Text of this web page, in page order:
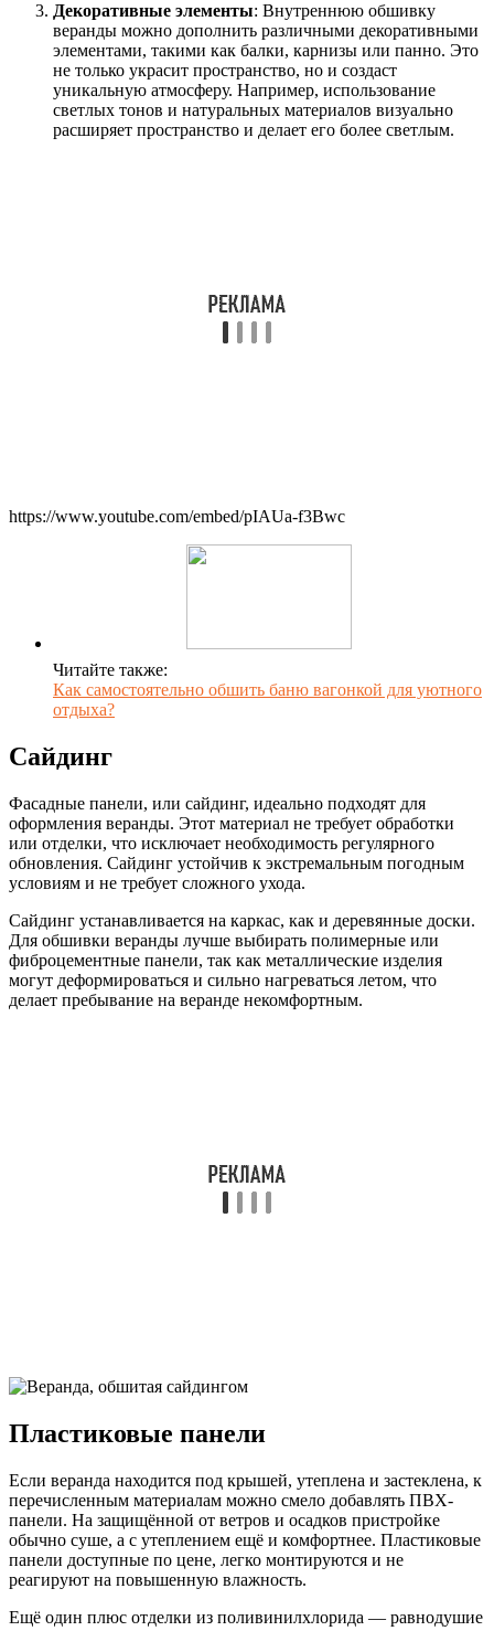
Декоративные элементы: Внутреннюю обшивку
веранды можно дополнить различными декоративными
элементами, такими как балки, карнизы или панно. Это
не только украсит пространство, но и создаст
уникальную атмосферу. Например, использование
светлых тонов и натуральных материалов визуально
расширяет пространство и делает его более светлым.
https://www.youtube.com/embed/pIAUa-f3Bwc
Читайте также:
Как самостоятельно обшить баню вагонкой для уютного
отдыха?
Сайдинг
Фасадные панели, или сайдинг, идеально подходят для
оформления веранды. Этот материал не требует обработки
или отделки, что исключает необходимость регулярного
обновления. Сайдинг устойчив к экстремальным погодным
условиям и не требует сложного ухода.
Сайдинг устанавливается на каркас, как и деревянные доски.
Для обшивки веранды лучше выбирать полимерные или
фиброцементные панели, так как металлические изделия
могут деформироваться и сильно нагреваться летом, что
делает пребывание на веранде некомфортным.
Пластиковые панели
Если веранда находится под крышей, утеплена и застеклена, к
перечисленным материалам можно смело добавлять ПВХ-
панели. На защищённой от ветров и осадков пристройке
обычно суше, а с утеплением ещё и комфортнее. Пластиковые
панели доступные по цене, легко монтируются и не
реагируют на повышенную влажность.
Ещё один плюс отделки из поливинилхлорида — равнодушие